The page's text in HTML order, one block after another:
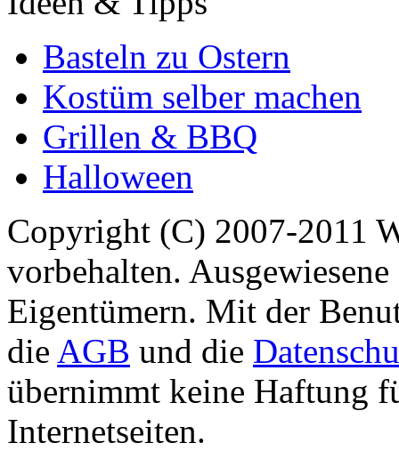
Basteln zu Ostern
Kostüm selber machen
Grillen & BBQ
Halloween
Copyright (C) 2007-2011
vorbehalten.
Eigentümern. Mit der
die AGB und die
übernimmt keine Haftung
Internetseiten.